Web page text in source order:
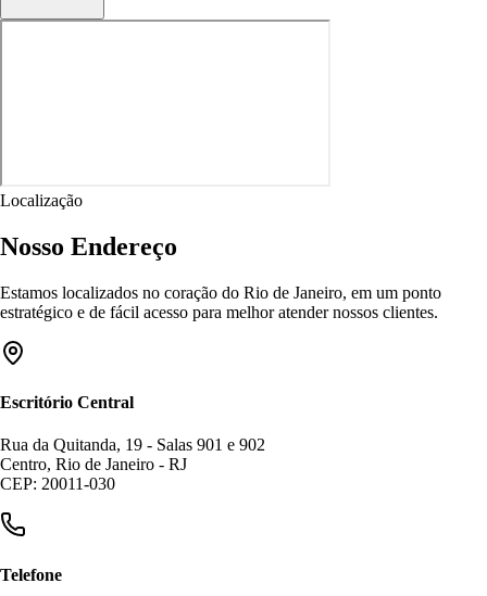
Localização
Nosso Endereço
Estamos localizados no coração do Rio de Janeiro, em um ponto
estratégico e de fácil acesso para melhor atender nossos clientes.
Escritório Central
Rua da Quitanda, 19 - Salas 901 e 902
Centro, Rio de Janeiro - RJ
CEP: 20011-030
Telefone